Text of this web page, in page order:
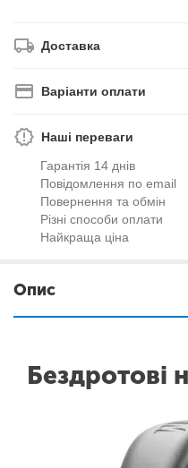
Доставка
Варіанти оплати
Наші переваги
Гарантія 14 днів
Повідомлення по email
Повернення та обмін
Різні способи оплати
Найкраща ціна
Опис
Бездротові